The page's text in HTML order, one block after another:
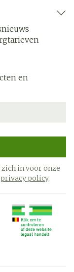
en
in voor onze
privacy policy.